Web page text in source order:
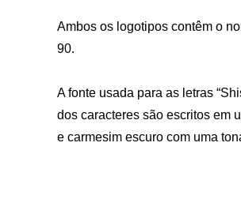
Ambos os logotipos contêm o
90.
A fonte usada para as letras
dos caracteres são escritos em
e carmesim escuro com uma